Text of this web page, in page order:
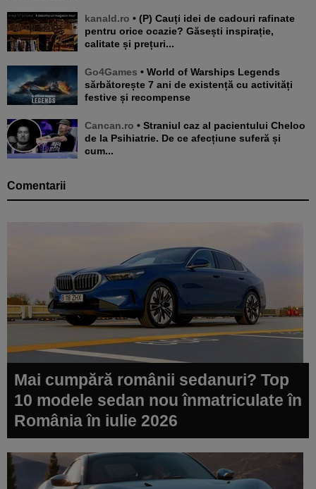
kanald.ro • (P) Cauți idei de cadouri rafinate
pentru orice ocazie? Găsești inspirație,
calitate și prețuri...
Go4Games • World of Warships Legends
sărbătorește 7 ani de existență cu activități
festive și recompense
Cancan.ro • Straniul caz al pacientului Cheloo
de la Psihiatrie. De ce afecțiune suferă și
cum...
Comentarii
Mai cumpără românii sedanuri? Top
10 modele sedan nou înmatriculate în
România în iulie 2026